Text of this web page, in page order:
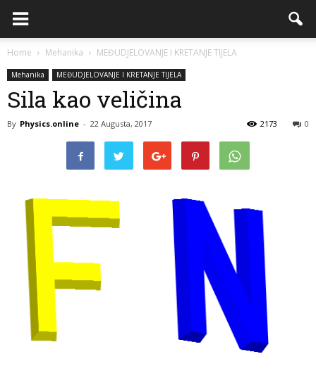
Home Mehanika MEĐUDJELOVANJE I KRETANJE TIJELA
Mehanika MEĐUDJELOVANJE I KRETANJE TIJELA
Sila kao veličina
By Physics.online - 22 Augusta, 2017 0
2173